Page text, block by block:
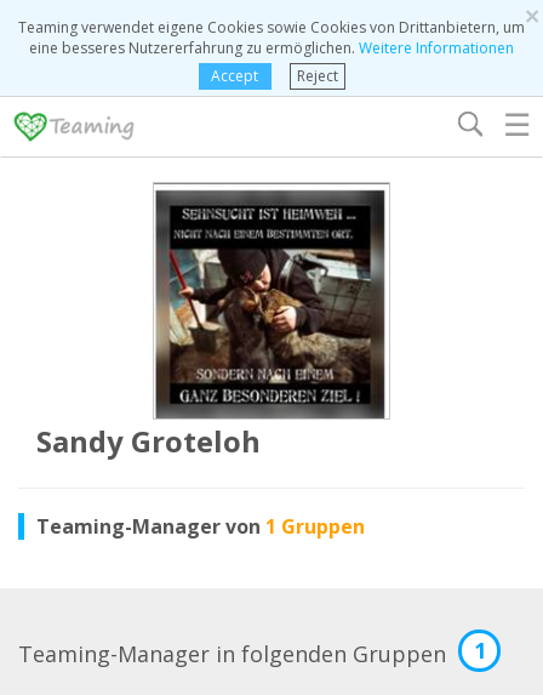
×
Teaming verwendet eigene Cookies sowie Cookies von Drittanbietern, um
eine besseres Nutzererfahrung zu ermöglichen. Weitere Informationen
Accept
Reject
☰
Sandy Groteloh
Teaming-Manager von 1 Gruppen
Teaming-Manager in folgenden Gruppen 1